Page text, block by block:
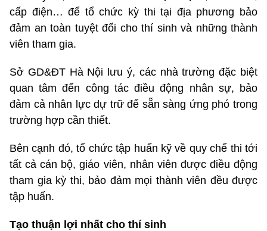
cấp điện… để tổ chức kỳ thi tại địa phương bảo
đảm an toàn tuyệt đối cho thí sinh và những thành
viên tham gia.
Sở GD&ĐT Hà Nội lưu ý, các nhà trường đặc biệt
quan tâm đến công tác điều động nhân sự, bảo
đảm cả nhân lực dự trữ để sẵn sàng ứng phó trong
trường hợp cần thiết.
Bên cạnh đó, tổ chức tập huấn kỹ về quy chế thi tới
tất cả cán bộ, giáo viên, nhân viên được điều động
tham gia kỳ thi, bảo đảm mọi thành viên đều được
tập huấn.
Tạo thuận lợi nhất cho thí sinh